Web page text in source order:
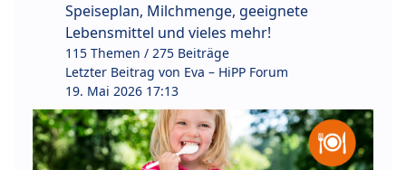
Speiseplan, Milchmenge, geeignete
Lebensmittel und vieles mehr!
115 Themen / 275 Beiträge
Letzter Beitrag von Eva – HiPP Forum
19. Mai 2026 17:13